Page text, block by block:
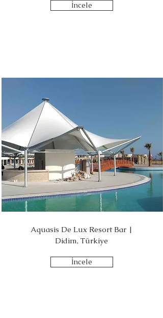
İncele
Aquasis De Lux Resort Bar |
Didim, Türkiye
İncele